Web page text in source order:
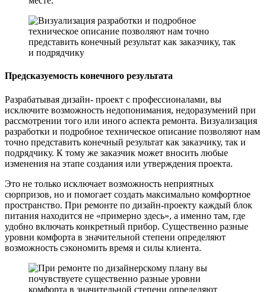
Предсказуемость конечного результата
Разрабатывая дизайн- проект с профессионалами, вы
исключите возможность недопонимания, недоразумений при
рассмотрении того или иного аспекта ремонта. Визуализация
разработки и подробное техническое описание позволяют нам
точно представить конечный результат как заказчику, так и
подрядчику. К тому же заказчик может вносить любые
изменения на этапе создания или утверждения проекта.
Это не только исключает возможность неприятных
сюрпризов, но и помогает создать максимально комфортное
пространство. При ремонте по дизайн-проекту каждый блок
питания находится не «примерно здесь», а именно там, где
удобно включать конкретный прибор. Существенно разные
уровни комфорта в значительной степени определяют
возможность сэкономить время и силы клиента.